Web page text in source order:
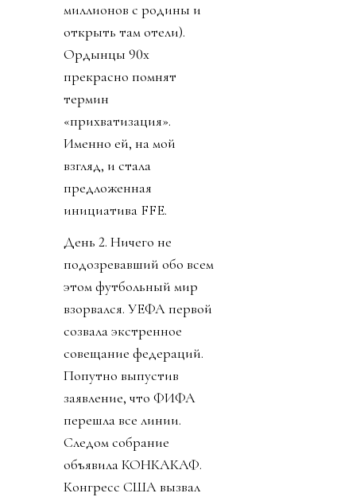
миллионов с родины и
открыть там отели).
Ордынцы 90х
прекрасно помнят
термин
«прихватизация».
Именно ей, на мой
взгляд, и стала
предложенная
инициатива FFE.
День 2. Ничего не
подозревавший обо всем
этом футбольный мир
взорвался. УЕФА первой
созвала экстренное
совещание федераций.
Попутно выпустив
заявление, что ФИФА
перешла все линии.
Следом собрание
объявила КОНКАКАФ.
Конгресс США вызвал